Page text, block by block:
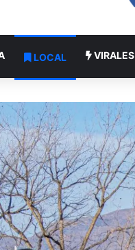
LOCAL VIRALES